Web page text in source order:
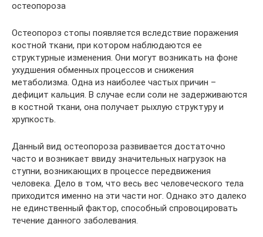
остеопороза
Остеопороз стопы появляется вследствие поражения
костной ткани, при котором наблюдаются ее
структурные изменения. Они могут возникать на фоне
ухудшения обменных процессов и снижения
метаболизма. Одна из наиболее частых причин –
дефицит кальция. В случае если соли не задерживаются
в костной ткани, она получает рыхлую структуру и
хрупкость.
Данный вид остеопороза развивается достаточно
часто и возникает ввиду значительных нагрузок на
ступни, возникающих в процессе передвижения
человека. Дело в том, что весь вес человеческого тела
приходится именно на эти части ног. Однако это далеко
не единственный фактор, способный спровоцировать
течение данного заболевания.